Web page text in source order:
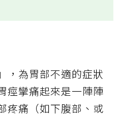
，為胃部不適的症狀
痙攣痛起來是一陣陣
疼痛（如下腹部、或